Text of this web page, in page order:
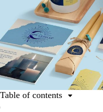
Table of contents